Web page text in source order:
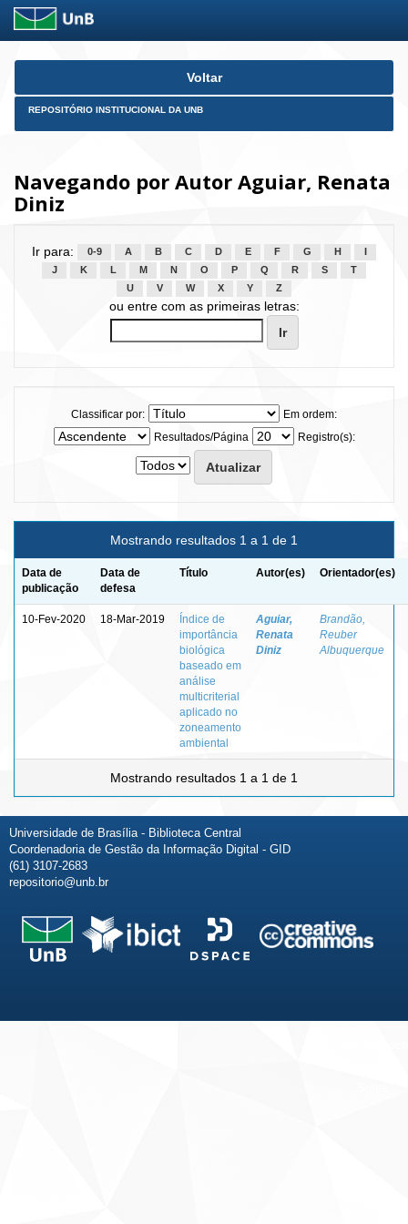
Skip
Voltar
REPOSITÓRIO INSTITUCIONAL DA UNB
Navegando por Autor Aguiar, Renata
Diniz
Ir para: 0-9 A B C D E F G H
J
K L M N O P Q R S
T
U
V W X Y Z
ou entre com as primeiras letras:
Classificar por:
Em ordem:
Resultados/Página
Registro(s):
Mostrando resultados 1 a 1 de 1
Data de
publicação
Data de
defesa
Título Autor(es) Orientador(es)
10-Fev-2020 18-Mar-2019
Índice de
importância
biológica
baseado em
análise
multicriterial
aplicado no
zoneamento
ambiental
Aguiar,
Renata
Diniz
Brandão,
Reuber
Albuquerque
Mostrando resultados 1 a 1 de 1
Universidade de Brasília - Biblioteca Central
Coordenadoria de Gestão da Informação Digital - GID
(61) 3107-2683
repositorio@unb.br